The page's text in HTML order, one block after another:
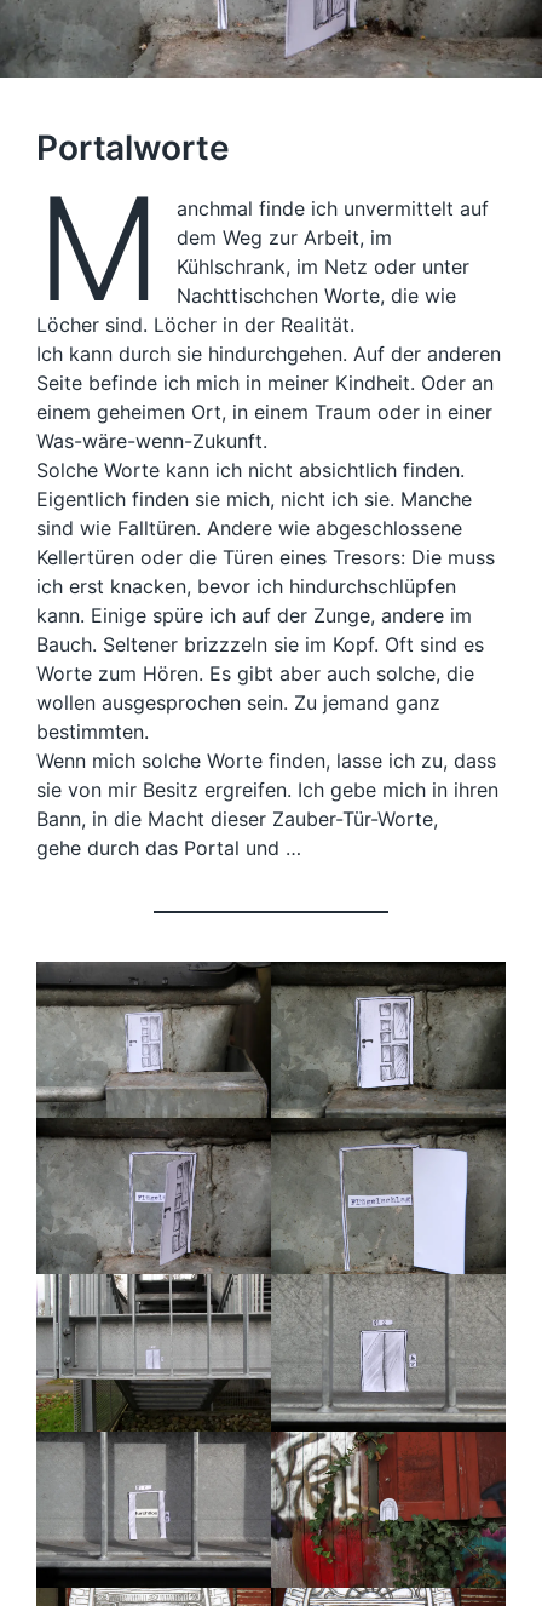
Portalworte
M
anchmal finde ich unvermittelt auf
dem Weg zur Arbeit, im
Kühlschrank, im Netz oder unter
Nachttischchen Worte, die wie
Löcher sind. Löcher in der Realität.
Ich kann durch sie hindurchgehen. Auf der anderen
Seite befinde ich mich in meiner Kindheit. Oder an
einem geheimen Ort, in einem Traum oder in einer
Was-wäre-wenn-Zukunft.
Solche Worte kann ich nicht absichtlich finden.
Eigentlich finden sie mich, nicht ich sie. Manche
sind wie Falltüren. Andere wie abgeschlossene
Kellertüren oder die Türen eines Tresors: Die muss
ich erst knacken, bevor ich hindurchschlüpfen
kann. Einige spüre ich auf der Zunge, andere im
Bauch. Seltener brizzzeln sie im Kopf. Oft sind es
Worte zum Hören. Es gibt aber auch solche, die
wollen ausgesprochen sein. Zu jemand ganz
bestimmten.
Wenn mich solche Worte finden, lasse ich zu, dass
sie von mir Besitz ergreifen. Ich gebe mich in ihren
Bann, in die Macht dieser Zauber-Tür-Worte,
gehe durch das Portal und …